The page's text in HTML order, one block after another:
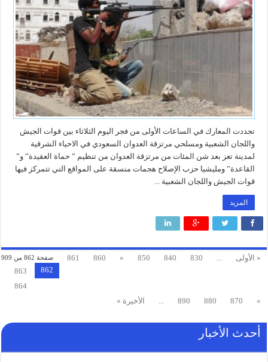
تجددت المعارك في الساعات الأولى من فجر اليوم الثلاثاء بين قوات الجيش
واللجان الشعبية ومسلحي مرتزقة العدوان السعودي في الاحياء الشرقية
لمدينة تعز بعد شن المئات من مرتزقة العدوان من تنظيم ” حماة العقيدة” و”
القاعدة” ومليشيا حزب الإصلاح هجمات منسقة على المواقع التي تتمركز فيها
قوات الجيش واللجان الشعبية ...
المزيد
صفحة 862 من 909 « الأولى ...
830
840
850
«
860
861
862
863
864
»
870
880
890
... الأخيرة »
أحدث الأخبار